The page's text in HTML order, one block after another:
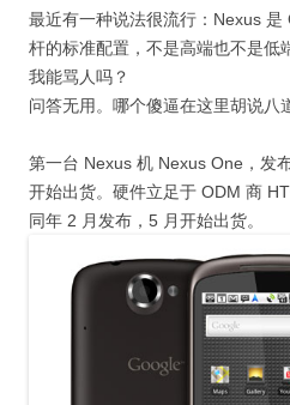
最近有一种说法很流行：Nexus
杆的标准配置，不是高端也不是低
我能骂人吗？
问答无用。哪个傻逼在这里胡说八
第一台 Nexus 机 Nexus One，发
开始出货。硬件立足于 ODM 商
同年 2 月发布，5 月开始出货。